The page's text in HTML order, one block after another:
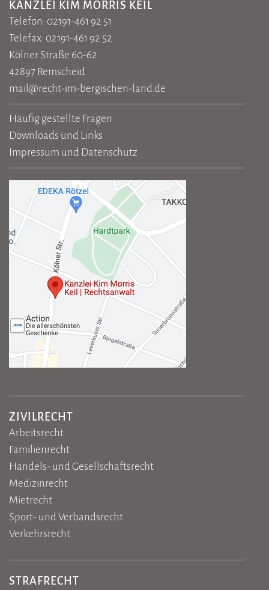
KANZLEI KIM MORRIS KEIL
Telefon: 02191-461 92 51
Telefax: 02191-461 92 52
Kölner Straße 60-62
42897 Remscheid
mail@recht-im-bergischen-land.de
Häufig gestellte Fragen
Downloads und Links
Impressum und Datenschutz
ZIVILRECHT
Arbeitsrecht
Familienrecht
Handels- und Gesellschaftsrecht
Medizinrecht
Mietrecht
Sport- und Verbandsrecht
Verkehrsrecht
STRAFRECHT